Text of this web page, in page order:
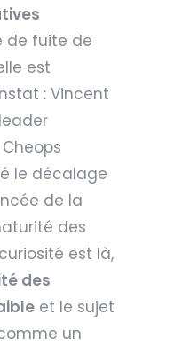
de fuite de
est
: Vincent
le décalage
de la
des
est là,
des
et le sujet
un